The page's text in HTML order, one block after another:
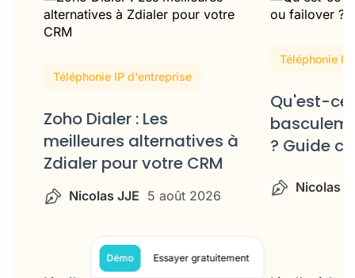
Téléphonie IP d'entreprise
Zoho Dialer : Les
meilleures alternatives à
Zdialer pour votre CRM
Nicolas JJE 5 août 2026
Téléphonie
Qu'est-ce
? Guide
Nicolas
Démo Essayer gratuitement